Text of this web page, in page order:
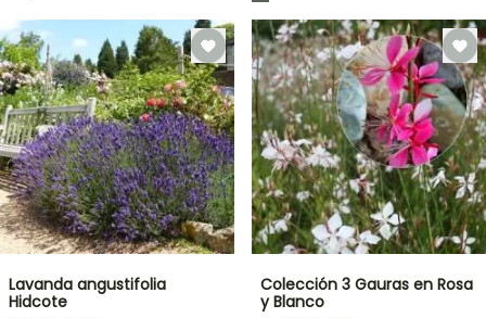
Lavanda angustifolia
Hidcote
Colección 3 Gauras en Rosa
y Blanco